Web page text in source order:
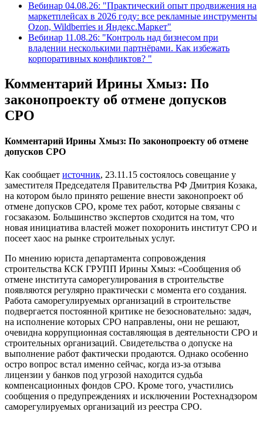
Вебинар 04.08.26: "Практический опыт продвижения на
маркетплейсах в 2026 году: все рекламные инструменты
Ozon, Wildberries и Яндекс.Маркет"
Вебинар 11.08.26: "Контроль над бизнесом при
владении несколькими партнёрами. Как избежать
корпоративных конфликтов? "
Комментарий Ирины Хмыз: По
законопроекту об отмене допусков
СРО
Комментарий Ирины Хмыз: По законопроекту об отмене
допусков СРО
Как сообщает источник, 23.11.15 состоялось совещание у
заместителя Председателя Правительства РФ Дмитрия Козака,
на котором было принято решение внести законопроект об
отмене допусков СРО, кроме тех работ, которые связаны с
госзаказом. Большинство экспертов сходится на том, что
новая инициатива властей может похоронить институт СРО и
посеет хаос на рынке строительных услуг.
По мнению юриста департамента сопровождения
строительства КСК ГРУПП Ирины Хмыз: «Сообщения об
отмене института саморегулирования в строительстве
появляются регулярно практически с момента его создания.
Работа саморегулируемых организаций в строительстве
подвергается постоянной критике не безосновательно: задач,
на исполнение которых СРО направлены, они не решают,
очевидна коррупционная составляющая в деятельности СРО и
строительных организаций. Свидетельства о допуске на
выполнение работ фактически продаются. Однако особенно
остро вопрос встал именно сейчас, когда из-за отзыва
лицензии у банков под угрозой находится судьба
компенсационных фондов СРО. Кроме того, участились
сообщения о предупреждениях и исключении Ростехнадзором
саморегулируемых организаций из реестра СРО.